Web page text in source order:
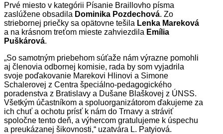
Prvé miesto v kategórii Písanie Braillovho písma
zaslúžene obsadila Dominika Pozdechová. Zo
striebornej priečky sa opätovne tešila Lenka Mareková
a na krásnom treťom mieste zahviezdila Emília
Puškárová.
„So samotným priebehom súťaže nám výrazne pomohli
aj členovia odbornej komisie, rada by som vyjadrila
svoje poďakovanie Marekovi Hlinovi a Simone
Schalerovej z Centra špeciálno-pedagogického
poradenstva z Bratislavy a Dušane Blaškovej z ÚNSS.
Všetkým účastníkom a spoluorganizátorom ďakujeme za
ich chuť a ochotu prísť k nám do Trnavy a stráviť
spoločne tento deň, a výhercom gratulujeme k úspechu
a preukázanej šikovnosti,“ uzatvára L. Patyiová.